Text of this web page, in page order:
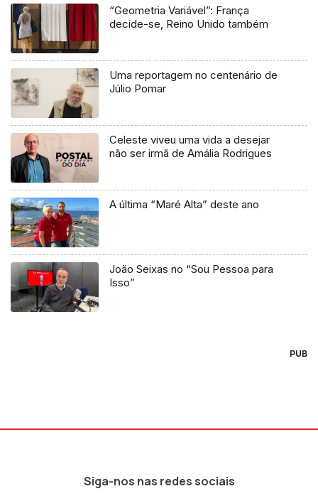
“Geometria Variável”: França
decide-se, Reino Unido também
Uma reportagem no centenário de
Júlio Pomar
Celeste viveu uma vida a desejar
não ser irmã de Amália Rodrigues
A última “Maré Alta” deste ano
João Seixas no “Sou Pessoa para
Isso”
PUB
Siga-nos nas redes sociais